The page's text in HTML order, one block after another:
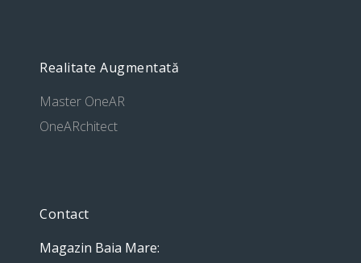
Realitate Augmentată
Master OneAR
OneARchitect
Contact
Magazin Baia Mare: